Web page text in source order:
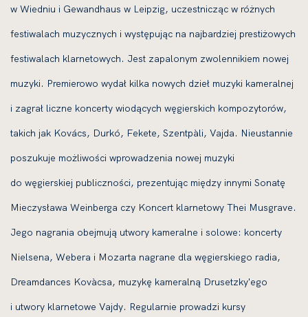
w Wiedniu i Gewandhaus w Leipzig, uczestnicząc w różnych
festiwalach muzycznych i występując na najbardziej prestiżowych
festiwalach klarnetowych. Jest zapalonym zwolennikiem nowej
muzyki. Premierowo wydał kilka nowych dzieł muzyki kameralnej
i zagrał liczne koncerty wiodących węgierskich kompozytorów,
takich jak Kovács, Durkó, Fekete, Szentpàli, Vajda. Nieustannie
poszukuje możliwości wprowadzenia nowej muzyki
do węgierskiej publiczności, prezentując między innymi Sonatę
Mieczysława Weinberga czy Koncert klarnetowy Thei Musgrave.
Jego nagrania obejmują utwory kameralne i solowe: koncerty
Nielsena, Webera i Mozarta nagrane dla węgierskiego radia,
Dreamdances Kovàcsa, muzykę kameralną Drusetzky'ego
i utwory klarnetowe Vajdy. Regularnie prowadzi kursy